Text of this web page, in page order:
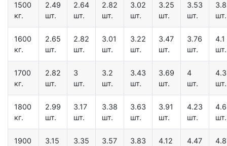
1500
кг.
2.49
шт.
2.64
шт.
2.82
шт.
3.02
шт.
3.25
шт.
3.53
шт.
шт.
1600
кг.
2.65
шт.
2.82
шт.
3.01
шт.
3.22
шт.
3.47
шт.
3.76
шт.
4.1
шт.
1700
кг.
2.82
шт.
3
шт.
3.2
шт.
3.43
шт.
3.69
шт.
4
шт.
шт.
1800
кг.
2.99
шт.
3.17
шт.
3.38
шт.
3.63
шт.
3.91
шт.
4.23
шт.
шт.
1900
3.15
3.35
3.57
3.83
4.12
4.47